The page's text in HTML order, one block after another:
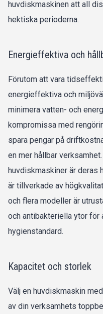
huvdiskmaskinen att all
hektiska perioderna.
Energieffektiva och
Förutom att vara
energieffektiva och
minimera vatten- och
kompromissa med
spara pengar på
en mer hållbar
huvdiskmaskiner är deras
är tillverkade av
och flera modeller är
och antibakteriella ytor
hygienstandard.
Kapacitet och storlek
Välj en huvdiskmaskin
av din verksamhets